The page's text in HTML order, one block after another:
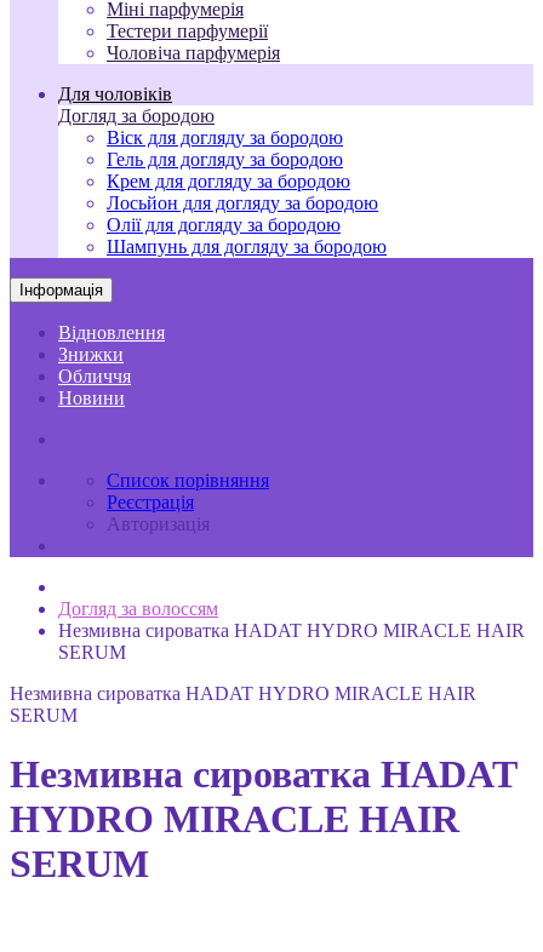
Міні парфумерія
Тестери парфумерії
Чоловіча парфумерія
Для чоловіків
Догляд за бородою
Віск для догляду за бородою
Гель для догляду за бородою
Крем для догляду за бородою
Лосьйон для догляду за бородою
Олії для догляду за бородою
Шампунь для догляду за бородою
Інформація
Відновлення
Знижки
Обличчя
Новини
Список порівняння
Реєстрація
Авторизація
Догляд за волоссям
Незмивна сироватка HADAT HYDRO MIRACLE HAIR
SERUM
Незмивна сироватка HADAT HYDRO MIRACLE HAIR
SERUM
Незмивна сироватка HADAT
HYDRO MIRACLE HAIR
SERUM